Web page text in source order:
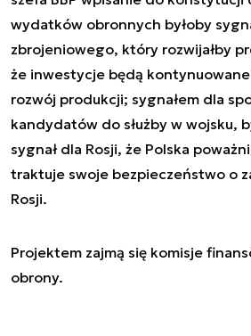
wydatków obronnych byłoby
zbrojeniowego, który rozwijałby
że inwestycje będą
rozwój produkcji; sygnałem dla
kandydatów do służby w wojsku,
sygnał dla Rosji, że Polska
traktuje swoje bezpieczeństwo o
Rosji.
Projektem zajmą się komisje
obrony.